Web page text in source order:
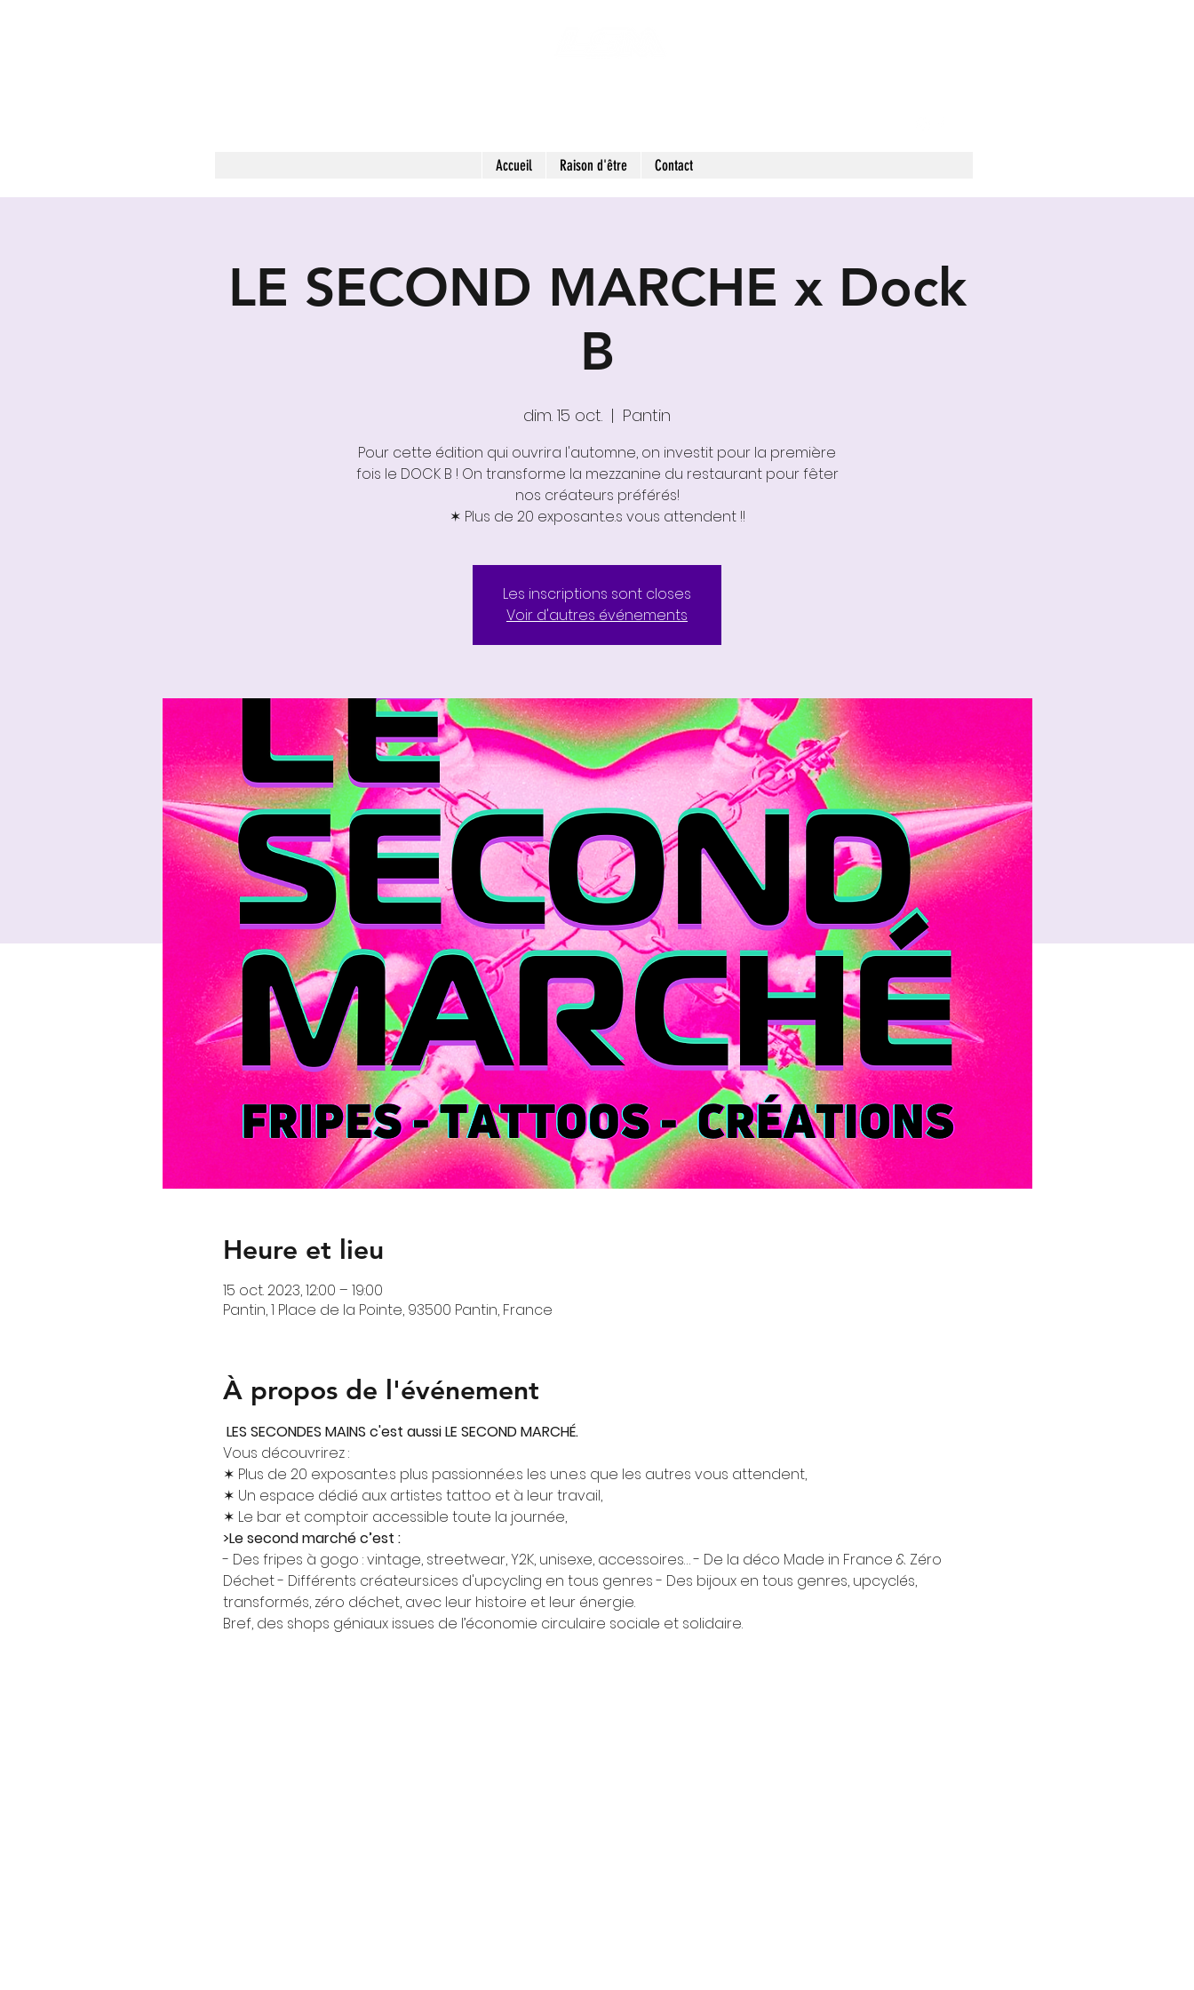
Accueil Raison d'être Contact
LE SECOND MARCHE x Dock
B
dim. 15 oct.
  |
Pantin
Pour cette édition qui ouvrira l'automne, on investit pour la première
fois le DOCK B ! On transforme la mezzanine du restaurant pour fêter
nos créateurs préférés!
✶ Plus de 20 exposant.e.s vous attendent !!
Les inscriptions sont closes
Voir d'autres événements
Heure et lieu
15 oct. 2023, 12:00 – 19:00
Pantin, 1 Place de la Pointe, 93500 Pantin, France
À propos de l'événement
LES SECONDES MAINS c'est aussi LE SECOND MARCHÉ.
Vous découvrirez :
✶ Plus de 20 exposant.e.s plus passionné.e.s les un.e.s que les autres vous attendent,
✶ Un espace dédié aux artistes tattoo et à leur travail,
✶ Le bar et comptoir accessible toute la journée,
>Le second marché c’est :
- Des fripes à gogo : vintage, streetwear, Y2K, unisexe, accessoires… - De la déco Made in France & Zéro
Déchet - Différents créateurs.ices d'upcycling en tous genres - Des bijoux en tous genres, upcyclés,
transformés, zéro déchet, avec leur histoire et leur énergie.
Bref, des shops géniaux issues de l’économie circulaire sociale et solidaire.